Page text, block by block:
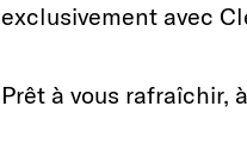
exclusivement avec
Prêt à vous rafraîchir,